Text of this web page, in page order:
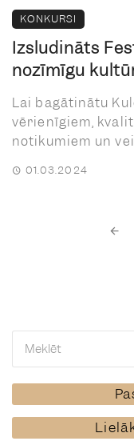
KONKURSI
Izsludināts
nozīmīgu
Lai bagātinātu
vērienīgiem,
notikumiem un
01.03.2024